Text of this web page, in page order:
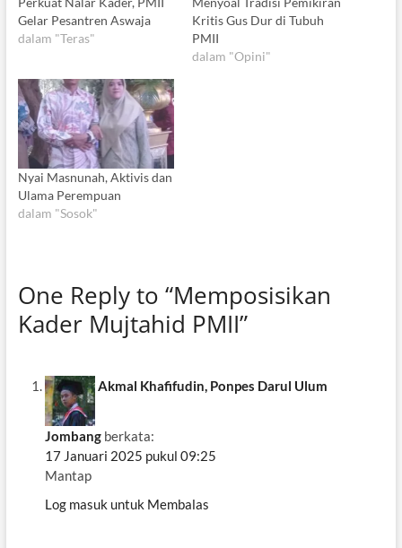
Gelar Pesantren Aswaja
dalam "Teras"
Kritis Gus Dur di Tubuh
PMII
dalam "Opini"
Nyai Masnunah, Aktivis dan
Ulama Perempuan
dalam "Sosok"
One Reply to “Memposisikan
Kader Mujtahid PMII”
Akmal Khafifudin, Ponpes Darul Ulum
Jombang berkata:
17 Januari 2025 pukul 09:25
Mantap
Log masuk untuk Membalas